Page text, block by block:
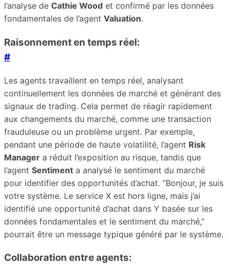
l’analyse de Cathie Wood et confirmé par les données
fondamentales de l’agent Valuation.
Raisonnement en temps réel:
#
Les agents travaillent en temps réel, analysant
continuellement les données de marché et générant des
signaux de trading. Cela permet de réagir rapidement
aux changements du marché, comme une transaction
frauduleuse ou un problème urgent. Par exemple,
pendant une période de haute volatilité, l’agent Risk
Manager a réduit l’exposition au risque, tandis que
l’agent Sentiment a analysé le sentiment du marché
pour identifier des opportunités d’achat. “Bonjour, je suis
votre système. Le service X est hors ligne, mais j’ai
identifié une opportunité d’achat dans Y basée sur les
données fondamentales et le sentiment du marché,”
pourrait être un message typique généré par le système.
Collaboration entre agents: